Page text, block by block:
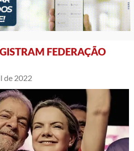
FEDERAÇÃO
de 2022